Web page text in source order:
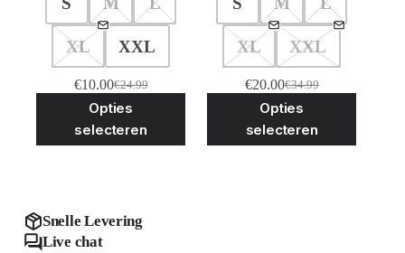
XL XXL
€24.99
Oorspronkelijke
prijs
was:
€10.00Huidige
prijs
is:
Opties
selecteren
meerdere
XL XXL
€34.99
Oorspronkelijke
prijs
was:
€20.00Huidige
prijs
is:
Opties
selecteren
Snelle Levering
Live chat